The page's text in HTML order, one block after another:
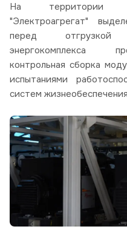
На территории
"Электроагрегат"
перед отгрузкой
энергокомплекса
контрольная сборка
испытаниями
систем